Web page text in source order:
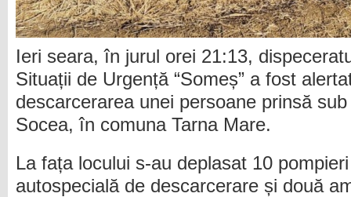
Ieri seara, în jurul orei 21:13,
Situații de Urgență “Someș” a fost
descarcerarea unei persoane prinsă
Socea, în comuna Tarna Mare.
La fața locului s-au deplasat 10
autospecială de descarcerare și două